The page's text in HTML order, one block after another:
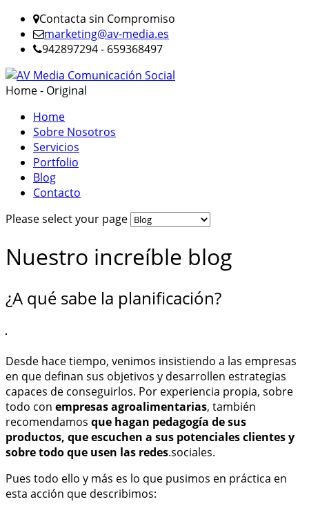
Contacta sin Compromiso
marketing@av-media.es
942897294 - 659368497
Home - Original
Home
Sobre Nosotros
Servicios
Portfolio
Blog
Contacto
Please select your page
Nuestro increíble blog
¿A qué sabe la planificación?
Desde hace tiempo, venimos insistiendo a las empresas
en que definan sus objetivos y desarrollen estrategias
capaces de conseguirlos. Por experiencia propia, sobre
todo con empresas agroalimentarias, también
recomendamos que hagan pedagogía de sus
productos, que escuchen a sus potenciales clientes y
sobre todo que usen las redes.sociales.
Pues todo ello y más es lo que pusimos en práctica en
esta acción que describimos: